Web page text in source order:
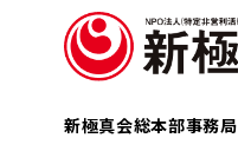
新極真会総本部事務局